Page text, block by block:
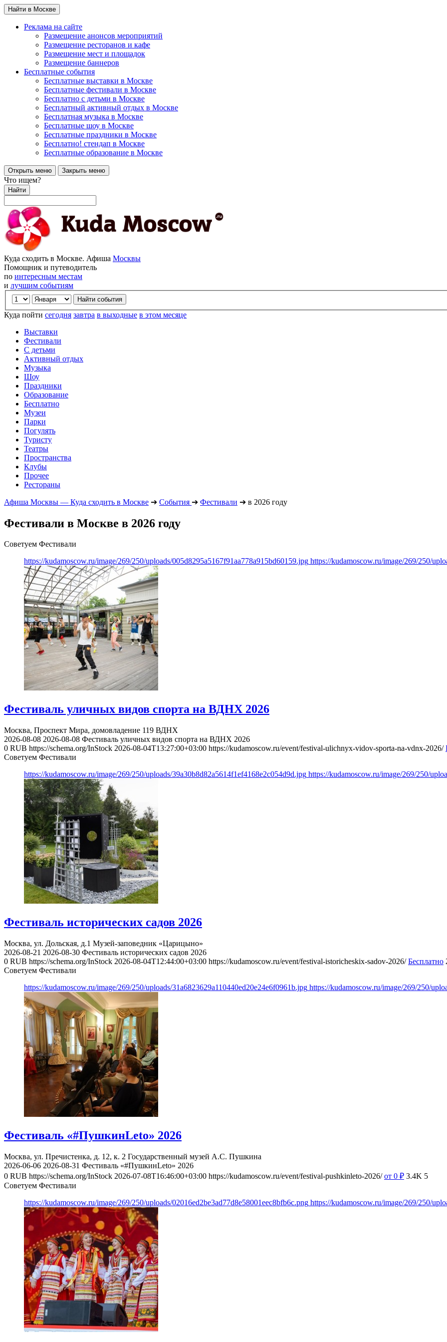
Найти в Москве
Реклама на сайте
Размещение анонсов мероприятий
Размещение ресторанов и кафе
Размещение мест и площадок
Размещение баннеров
Бесплатные события
Бесплатные выставки в Москве
Бесплатные фестивали в Москве
Бесплатно с детьми в Москве
Бесплатный активный отдых в Москве
Бесплатная музыка в Москве
Бесплатные шоу в Москве
Бесплатные праздники в Москве
Бесплатно! стендап в Москве
Бесплатные образование в Москве
Открыть меню Закрыть меню
Что ищем?
Найти
Куда сходить в Москве. Афиша Москвы
Помощник и путеводитель
по интересным местам
и лучшим событиям
Куда пойти сегодня завтра в выходные в этом месяце
Выставки
Фестивали
С детьми
Активный отдых
Музыка
Шоу
Праздники
Образование
Бесплатно
Музеи
Парки
Погулять
Туристу
Театры
Пространства
Клубы
Прочее
Рестораны
Афиша Москвы — Куда сходить в Москве ➔ События ➔ Фестивали ➔ в 2026 году
Фестивали в Москве в 2026 году
Советуем Фестивали
https://kudamoscow.ru/image/269/250/uploads/005d8295a5167f91aa778a915bd60159.jpg https://kudamoscow.ru/image/269/250/
Фестиваль уличных видов спорта на ВДНХ 2026
Москва, Проспект Мира, домовладение 119 ВДНХ
2026-08-08 2026-08-08 Фестиваль уличных видов спорта на ВДНХ 2026
0 RUB https://schema.org/InStock 2026-08-04T13:27:00+03:00 https://kudamoscow.ru/event/festival-ulichnyx-vidov-sporta-na-vdnx-2026/
Советуем Фестивали
https://kudamoscow.ru/image/269/250/uploads/39a30b8d82a5614f1ef4168e2c054d9d.jpg https://kudamoscow.ru/image/269/250/
Фестиваль исторических садов 2026
Москва, ул. Дольская, д.1 Музей-заповедник «Царицыно»
2026-08-21 2026-08-30 Фестиваль исторических садов 2026
0 RUB https://schema.org/InStock 2026-08-04T12:44:00+03:00 https://kudamoscow.ru/event/festival-istoricheskix-sadov-2026/ Бесплатно
Советуем Фестивали
https://kudamoscow.ru/image/269/250/uploads/31a6823629a110440ed20e24e6f0961b.jpg https://kudamoscow.ru/image/269/250/
Фестиваль «#ПушкинLeto» 2026
Москва, ул. Пречистенка, д. 12, к. 2 Государственный музей А.С. Пушкина
2026-06-06 2026-08-31 Фестиваль «#ПушкинLeto» 2026
0 RUB https://schema.org/InStock 2026-07-08T16:46:00+03:00 https://kudamoscow.ru/event/festival-pushkinleto-2026/ от 0 ₽ 3.4K 5
Советуем Фестивали
https://kudamoscow.ru/image/269/250/uploads/02016ed2be3ad77d8e58001eec8bfb6c.png https://kudamoscow.ru/image/269/250/